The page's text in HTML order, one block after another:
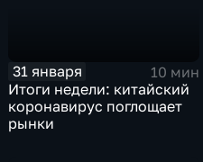
31 января
10 мин
Итоги недели: китайский
коронавирус поглощает
рынки